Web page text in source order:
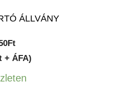
ÁLLVÁNY
Ft
+ ÁFA)